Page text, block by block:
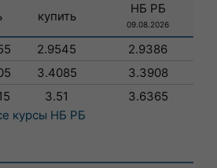
купить
НБ РБ
09.08.2026
2.9545
2.9386
3.4085
3.3908
3.51
3.6365
курсы НБ РБ